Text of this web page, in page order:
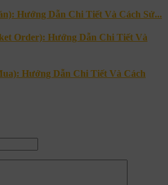
Hướng Dẫn Chi Tiết Và Cách Sử...
Order): Hướng Dẫn Chi Tiết Và
Hướng Dẫn Chi Tiết Và Cách